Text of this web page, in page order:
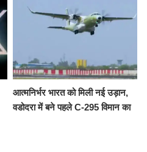
आत्मनिर्भर भारत को मिली नई उड़ान,
वडोदरा में बने पहले C-295 विमान का